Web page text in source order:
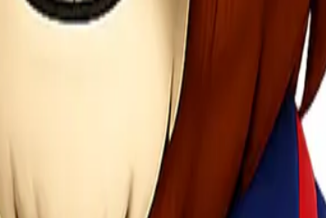
Express di Duta Garden Square Blok G No. 11-12,
Express untuk mendapatkan informasi lebih
online. Kami menyediakan antarmuka yang
Anda yang mencari pengiriman barang dengan
sempurna. Hubungi kami sekarang juga untuk